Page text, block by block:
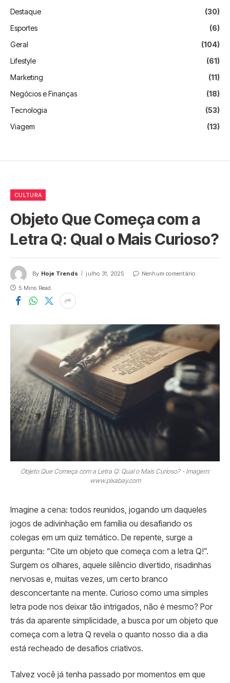
Destaque
(30)
Esportes
(6)
Geral
(104)
Lifestyle
(61)
Marketing
(11)
Negócios e Finanças
(18)
Tecnologia
(53)
Viagem
(13)
CULTURA
Objeto Que Começa com a
Letra Q: Qual o Mais Curioso?
By Hoje Trends julho 31, 2025
Nenhum comentário
5 Mins Read
Objeto Que Começa com a Letra Q: Qual o Mais Curioso? - Imagem:
www.pixabay.com
Imagine a cena: todos reunidos, jogando um daqueles
jogos de adivinhação em família ou desafiando os
colegas em um quiz temático. De repente, surge a
pergunta: “Cite um objeto que começa com a letra Q!”.
Surgem os olhares, aquele silêncio divertido, risadinhas
nervosas e, muitas vezes, um certo branco
desconcertante na mente. Curioso como uma simples
letra pode nos deixar tão intrigados, não é mesmo? Por
trás da aparente simplicidade, a busca por um objeto que
começa com a letra Q revela o quanto nosso dia a dia
está recheado de desafios criativos.
Talvez você já tenha passado por momentos em que